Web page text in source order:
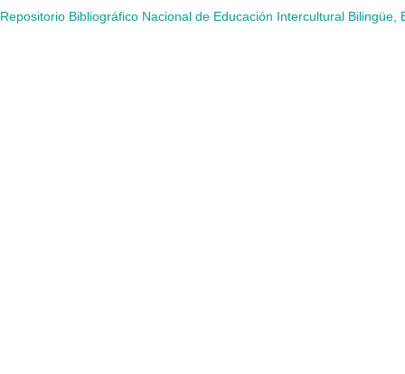
Repositorio Bibliográfico Nacional de Educación Intercultural